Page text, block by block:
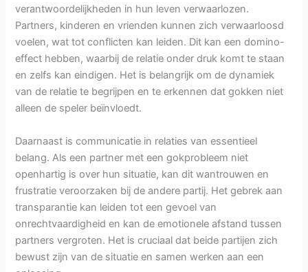
verantwoordelijkheden in hun leven verwaarlozen.
Partners, kinderen en vrienden kunnen zich verwaarloosd
voelen, wat tot conflicten kan leiden. Dit kan een domino-
effect hebben, waarbij de relatie onder druk komt te staan
en zelfs kan eindigen. Het is belangrijk om de dynamiek
van de relatie te begrijpen en te erkennen dat gokken niet
alleen de speler beïnvloedt.
Daarnaast is communicatie in relaties van essentieel
belang. Als een partner met een gokprobleem niet
openhartig is over hun situatie, kan dit wantrouwen en
frustratie veroorzaken bij de andere partij. Het gebrek aan
transparantie kan leiden tot een gevoel van
onrechtvaardigheid en kan de emotionele afstand tussen
partners vergroten. Het is cruciaal dat beide partijen zich
bewust zijn van de situatie en samen werken aan een